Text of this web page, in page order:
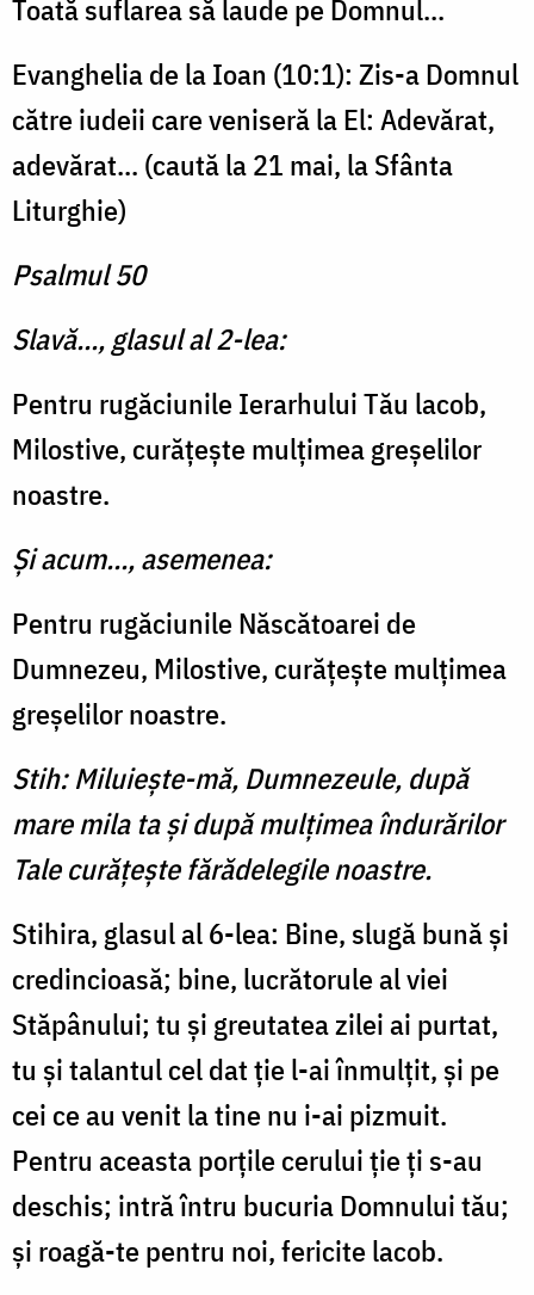
Toată suflarea să laude pe Domnul...
Evanghelia de la Ioan (10:1): Zis-a Domnul
către iudeii care veni­seră la El: Adevărat,
adevărat... (caută la 21 mai, la Sfânta
Liturghie)
Psalmul 50
Slavă..., glasul al 2-lea:
Pentru rugăciunile Ierar­hului Tău lacob,
Milostive, curăţeşte mulţimea greşelilor
noastre.
Şi acum..., asemenea:
Pentru rugăciunile Născătoa­rei de
Dumnezeu, Milostive, curăţeşte mulţimea
greşelilor noastre.
Stih: Miluieşte-mă, Dumnezeule, după
mare mila ta şi după mulţimea îndurărilor
Tale curăţeşte fărădelegile noastre.
Stihira, glasul al 6-lea: Bine, slugă bună şi
credin­cioasă; bine, lucrătorule al viei
Stăpânului; tu şi greutatea zilei ai purtat,
tu şi talantul cel dat ţie l-ai înmulţit, şi pe
cei ce au venit la tine nu i-ai piz­muit.
Pentru aceasta porţile cerului ție ți s-au
deschis; intră întru bucuria Domnului tău;
şi roagă-te pentru noi, fericite lacob.